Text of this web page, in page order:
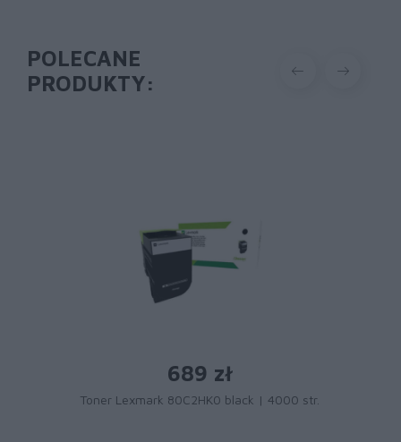
POLECANE
PRODUKTY:
689 zł
Toner Lexmark 80C2HK0 black | 4000 str.